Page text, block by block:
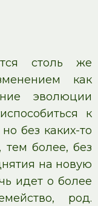
столь же
как
эволюции
к
без каких-то
более, без
на новую
идет о более
род.